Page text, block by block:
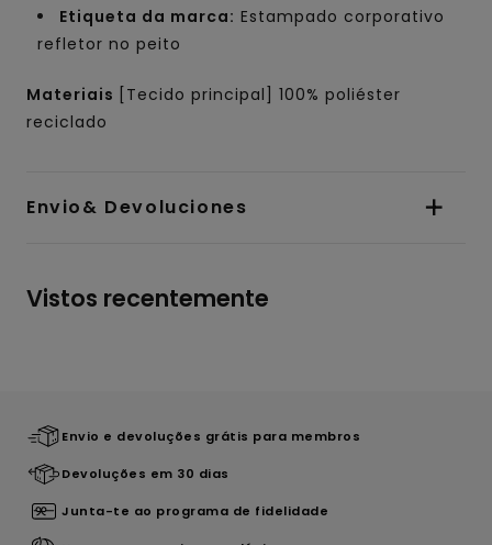
Etiqueta da marca: Estampado corporativo
refletor no peito
Materiais
[Tecido principal] 100% poliéster
reciclado
Envio& Devoluciones
Vistos recentemente
Envio e devoluções grátis para membros
Devoluções em 30 dias
Junta-te ao programa de fidelidade